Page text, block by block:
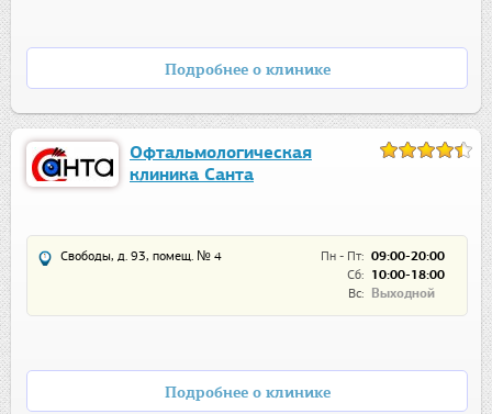
Подробнее о клинике
Офтальмологическая
клиника Санта
Пн - Пт: 09:00-20:00
Сб: 10:00-18:00
Вс:
Выходной
Свободы, д. 93, помещ. № 4
Подробнее о клинике